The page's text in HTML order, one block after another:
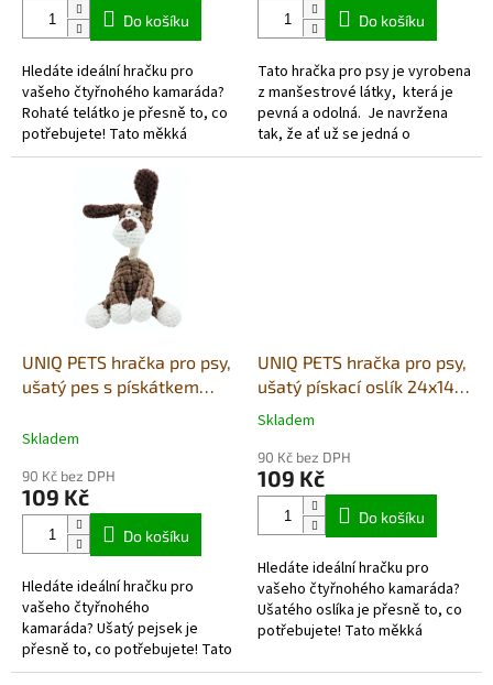
Do košíku
Hledáte ideální hračku pro
vašeho čtyřnohého kamaráda?
Rohaté telátko je přesně to, co
potřebujete! Tato měkká
plyšová hračka s provazovým
krkem nejenom skvěle zabaví...
Do košíku
Tato hračka pro psy je vyrobena
z manšestrové látky, která je
pevná a odolná. Je navržena
tak, že ať už se jedná o
dospělého psa nebo štěně,
UNIQ PETS hračka pro psy,
ušatý pes s pískátkem
Skladem
90 Kč bez DPH
109 Kč
Do košíku
Hledáte ideální hračku pro
vašeho čtyřnohého
kamaráda? Ušatý pejsek je
přesně to, co potřebujete! Tato
měkká plyšová
UNIQ PETS hračka pro psy,
ušatý pískací oslík 24x14
cm
Průměrné
produktu
je
hvězdiček.
Skladem
90 Kč bez DPH
109 Kč
Do košíku
Hledáte ideální hračku pro
vašeho čtyřnohého kamaráda?
Ušatého oslíka je přesně to, co
potřebujete! Tato měkká
krkem nejenom skvěle zabaví